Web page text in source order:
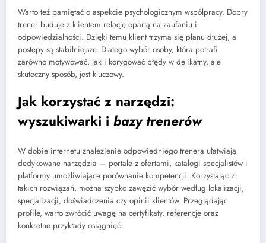
Warto też pamiętać o aspekcie psychologicznym współpracy. Dobry
trener buduje z klientem relację opartą na zaufaniu i
odpowiedzialności. Dzięki temu klient trzyma się planu dłużej, a
postępy są stabilniejsze. Dlatego wybór osoby, która potrafi
zarówno motywować, jak i korygować błędy w delikatny, ale
skuteczny sposób, jest kluczowy.
Jak korzystać z narzędzi:
wyszukiwarki i bazy trenerów
W dobie internetu znalezienie odpowiedniego trenera ułatwiają
dedykowane narzędzia — portale z ofertami, katalogi specjalistów i
platformy umożliwiające porównanie kompetencji. Korzystając z
takich rozwiązań, można szybko zawęzić wybór według lokalizacji,
specjalizacji, doświadczenia czy opinii klientów. Przeglądając
profile, warto zwrócić uwagę na certyfikaty, referencje oraz
konkretne przykłady osiągnięć.